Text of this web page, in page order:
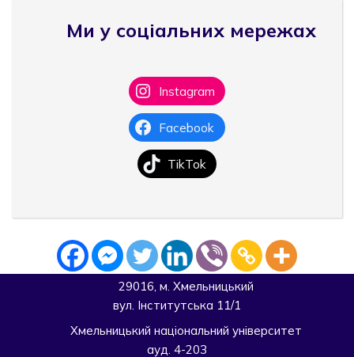
Ми у соціальних мережах
Instagram
Facebook
TikTok
29016, м. Хмельницький
вул. Інститутська 11/1
Хмельницький національний університет
ауд. 4-203